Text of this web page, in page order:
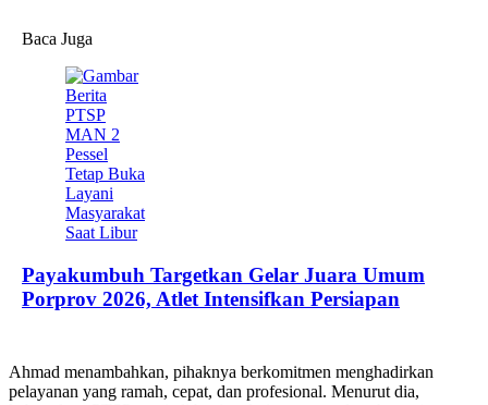
Baca Juga
Payakumbuh Targetkan Gelar Juara Umum
Porprov 2026, Atlet Intensifkan Persiapan
Ahmad menambahkan, pihaknya berkomitmen menghadirkan
pelayanan yang ramah, cepat, dan profesional. Menurut dia,